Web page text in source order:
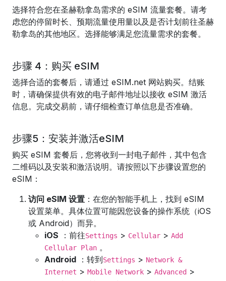
选择符合您在圣赫勒拿岛需求的 eSIM 流量套餐。请考
虑您的停留时长、预期流量使用量以及是否计划前往圣赫
勒拿岛的其他地区。选择能够满足您流量需求的套餐。
步骤 4：购买 eSIM
选择合适的套餐后，请通过 eSIM.net 网站购买。结账
时，请确保提供有效的电子邮件地址以接收 eSIM 激活
信息。完成交易前，请仔细检查订单信息是否准确。
步骤5：安装并激活eSIM
购买 eSIM 套餐后，您将收到一封电子邮件，其中包含
二维码以及安装和激活说明。请按照以下步骤设置您的
eSIM：
访问 eSIM 设置 ：在您的智能手机上，找到 eSIM
设置菜单。具体位置可能因您设备的操作系统（iOS
或 Android）而异。
iOS ：前往Settings > Cellular > Add
Cellular Plan 。
Android ：转到Settings > Network &
Internet > Mobile Network > Advanced >